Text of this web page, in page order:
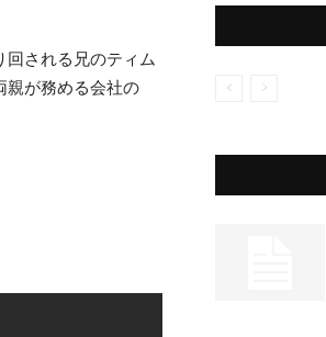
回される兄のティム
親が務める会社の